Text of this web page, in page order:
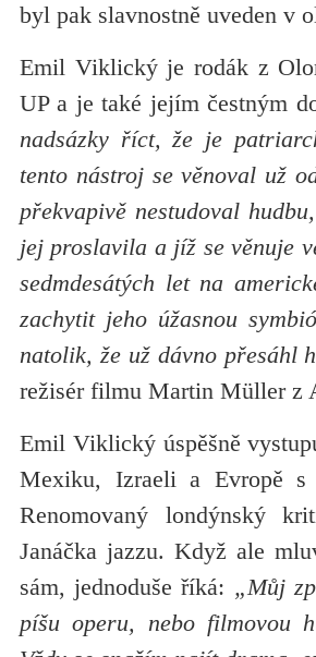
byl pak slavnostně uveden v
Emil Viklický je rodák z
UP a je také jejím čestným
nadsázky říct, že je
tento nástroj se věnoval už
překvapivě nestudoval
jej proslavila a jíž se věnuje
sedmdesátých let na
zachytit jeho úžasnou
natolik, že už dávno přesáhl
režisér filmu Martin Müller z
Emil Viklický úspěšně
Mexiku, Izraeli a Evropě s
Renomovaný londýnský
Janáčka jazzu. Když ale
sám, jednoduše říká: „Můj
píšu operu, nebo filmovou